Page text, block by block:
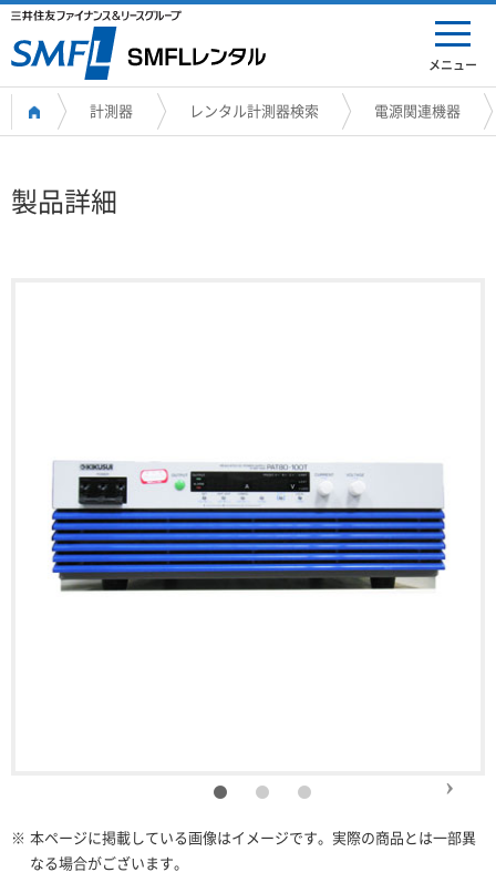
メニュー
計測器 レンタル計測器検索 電源関連機器
製品詳細
※ 本ページに掲載している画像はイメージです。実際の商品とは一部異
なる場合がございます。